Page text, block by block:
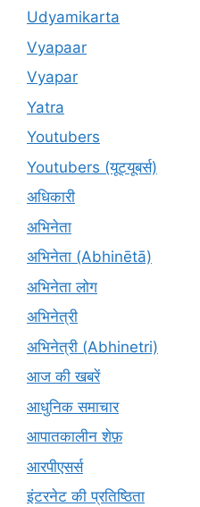
Udyamikarta
Vyapaar
Vyapar
Yatra
Youtubers
Youtubers (यूट्यूबर्स)
अधिकारी
अभिनेता
अभिनेता (Abhinētā)
अभिनेता लोग
अभिनेत्री
अभिनेत्री (Abhinetri)
आज की खबरें
आधुनिक समाचार
आपातकालीन शेफ़
आरपीएसर्स
इंटरनेट की प्रतिष्ठिता